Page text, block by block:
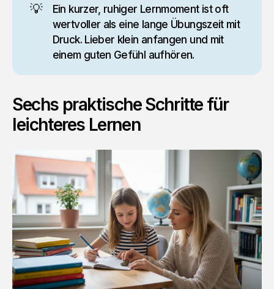
💡
Ein kurzer, ruhiger Lernmoment ist oft
wertvoller als eine lange Übungszeit mit
Druck. Lieber klein anfangen und mit
einem guten Gefühl aufhören.
Sechs praktische Schritte für
leichteres Lernen